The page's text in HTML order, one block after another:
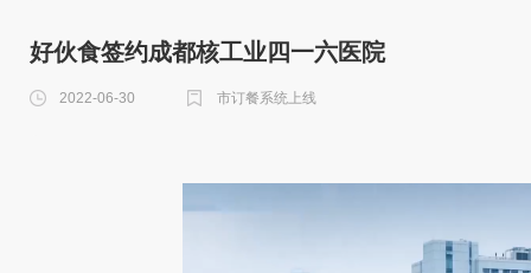
好伙食签约成都核工业四一六医院
2022-06-30 市订餐系统上线